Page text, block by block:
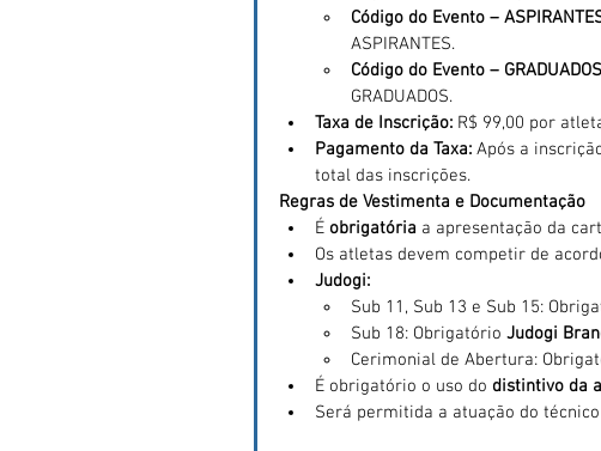
Código do Evento –
ASPIRANTES.
Código do Evento –
GRADUADOS.
Taxa de Inscrição: R$ 99,00 por
Pagamento da Taxa: Após a
total das inscrições.
Regras de Vestimenta e Documentação
É obrigatória a apresentação da
Os atletas devem competir de
Judogi:
Sub 11, Sub 13 e Sub 15:
Sub 18: Obrigatório Judogi
Cerimonial de Abertura:
É obrigatório o uso do distintivo da
Será permitida a atuação do